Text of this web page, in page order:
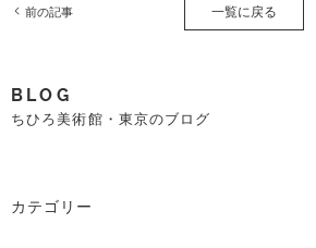
前の記事 一覧に戻る
BLOG
ちひろ美術館・東京のブログ
カテゴリー